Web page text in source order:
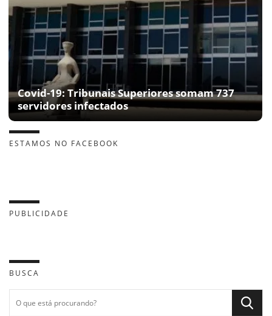
Covid-19: Tribunais Superiores somam 737
servidores infectados
ESTAMOS NO FACEBOOK
PUBLICIDADE
BUSCA